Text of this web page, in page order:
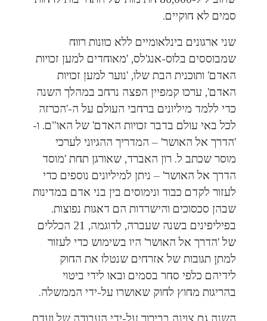
סמים לא חוקיים.
שני ארגונים בינלאומיים ללא כוונות רווח
שמבוססים בלוס-אנג'לס, 'מאוחדים למען זכויות
האדם' ותוכנית הבת שלו, 'נוער למען זכויות
האדם', ערכו קמפיין הפצה נרחב במהלך השנה
כדי ללמד מיליונים ברחבי העולם על ה-'הכרזה
לכל באי עולם בדבר זכויות האדם' של האו"ם. ו-
'הדרך אל האושר' – המדריך ההגיוני לערכי
מוסר שכתב ל. רון האברד, שאורגן תחת 'מוסד
הדרך אל האושר' – ניתן למיליונים נוספים כדי
לעזור לקדם כבוד ונימוסים בין בני אדם במדינות
שבהן סכסוכים והישרדות הם דאגות נפוצות.
בפיליפינים בשנה שעברה, לדוגמה, 21 הכללים
של 'הדרך אל האושר' היו בשימוש כדי לעזור
למתֵן תגובות של אזרחים שנטלו את החוק
לידיהם כלפי סחר בסמים ובאו לידי ביטוי
בהריגות מחוץ לחוק שאושרו על-ידי הממשלה.